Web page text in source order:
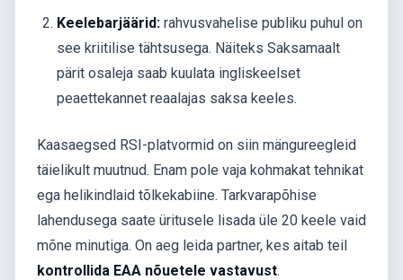
Keelebarjäärid: rahvusvahelise publiku puhul on
see kriitilise tähtsusega. Näiteks Saksamaalt
pärit osaleja saab kuulata ingliskeelset
peaettekannet reaalajas saksa keeles.
Kaasaegsed RSI-platvormid on siin mängureegleid
täielikult muutnud. Enam pole vaja kohmakat tehnikat
ega helikindlaid tõlkekabiine. Tarkvarapõhise
lahendusega saate üritusele lisada üle 20 keele vaid
mõne minutiga. On aeg leida partner, kes aitab teil
kontrollida EAA nõuetele vastavust.